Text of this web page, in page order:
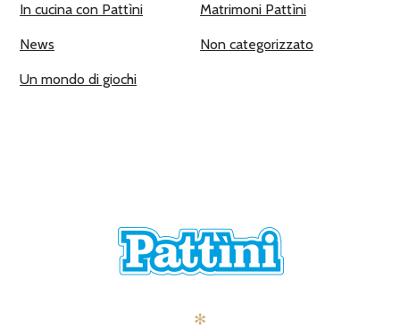
In cucina con Pattìni Matrimoni Pattìni
News Non categorizzato
Un mondo di giochi
✻